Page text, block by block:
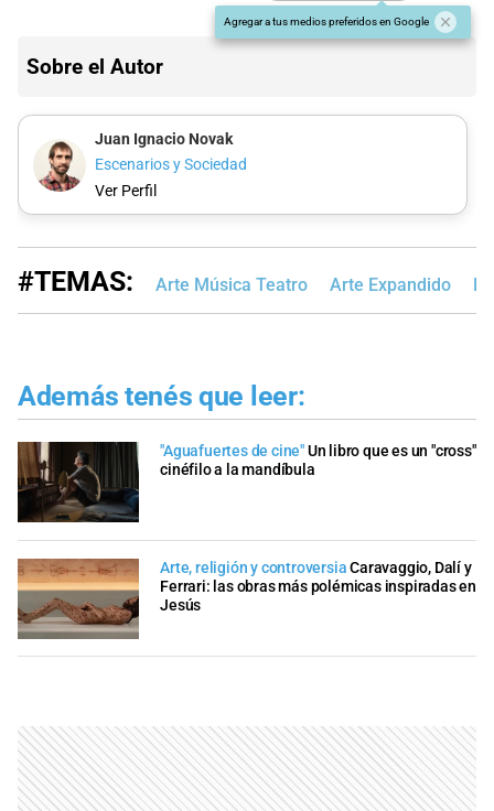
Agregar a tus medios preferidos en Google
Sobre el Autor
Juan Ignacio Novak
Escenarios y Sociedad
Ver Perfil
#TEMAS: Arte Música Teatro Arte Expandido
Además tenés que leer:
"Aguafuertes de cine"Un libro que es un "cross"
cinéfilo a la mandíbula
Arte, religión y controversiaCaravaggio, Dalí y
Ferrari: las obras más polémicas inspiradas en
Jesús